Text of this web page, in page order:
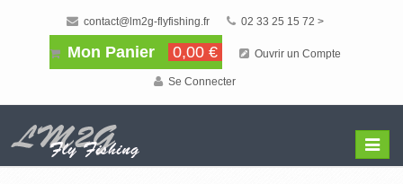
contact@lm2g-flyfishing.fr 02 33 25 15 72 >
Mon Panier 0,00 € Ouvrir un Compte
Se Connecter
Menu